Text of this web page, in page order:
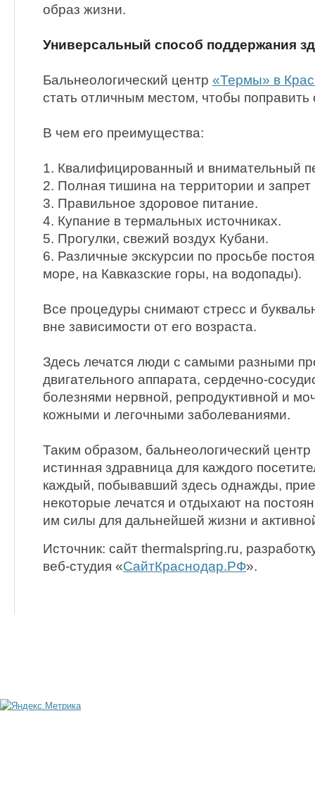
образ жизни.
Универсальный способ поддержания
Бальнеологический центр «Термы» в
стать отличным местом, чтобы поправить
В чем его преимущества:
1. Квалифицированный и внимательный
2. Полная тишина на территории и
3. Правильное здоровое питание.
4. Купание в термальных источниках.
5. Прогулки, свежий воздух Кубани.
6. Различные экскурсии по просьбе
море, на Кавказские горы, на водопады).
Все процедуры снимают стресс и
вне зависимости от его возраста.
Здесь лечатся люди с самыми разными
двигательного аппарата, сердечно-
болезнями нервной, репродуктивной и
кожными и легочными заболеваниями.
Таким образом, бальнеологический
истинная здравница для каждого
каждый, побывавший здесь однажды,
некоторые лечатся и отдыхают на
им силы для дальнейшей жизни и
Источник: сайт thermalspring.ru,
веб-студия «СайтКраснодар.РФ».